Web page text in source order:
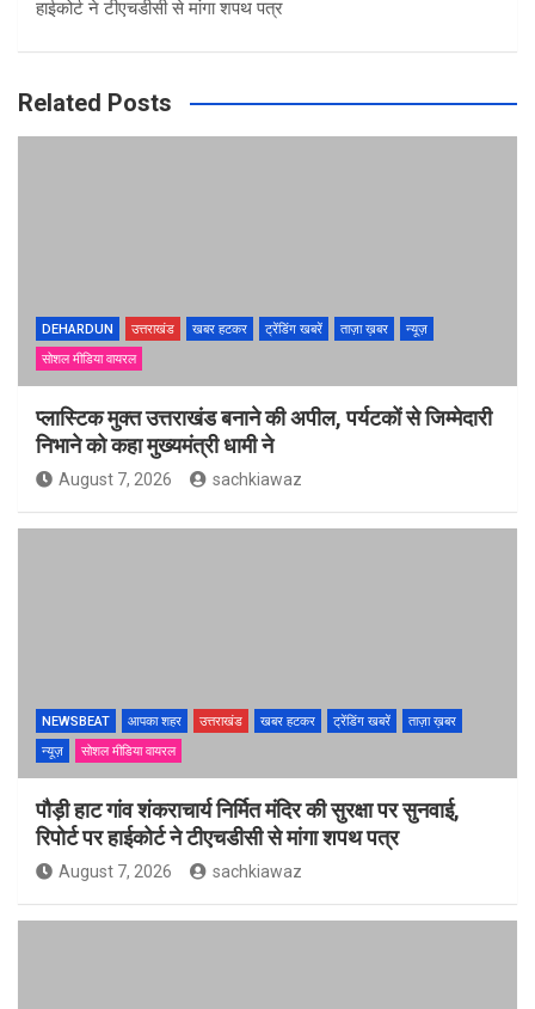
हाईकोर्ट ने टीएचडीसी से मांगा शपथ पत्र
Related Posts
DEHARDUN उत्तराखंड खबर हटकर ट्रेंडिंग खबरें ताज़ा ख़बर
न्यूज़
सोशल मीडिया वायरल
प्लास्टिक मुक्त उत्तराखंड बनाने की अपील, पर्यटकों से जिम्मेदारी
निभाने को कहा मुख्यमंत्री धामी ने
August 7, 2026 sachkiawaz
NEWSBEAT आपका शहर उत्तराखंड खबर हटकर ट्रेंडिंग खबरें
ताज़ा ख़बर
न्यूज़
सोशल मीडिया वायरल
पौड़ी हाट गांव शंकराचार्य निर्मित मंदिर की सुरक्षा पर सुनवाई,
रिपोर्ट पर हाईकोर्ट ने टीएचडीसी से मांगा शपथ पत्र
August 7, 2026 sachkiawaz